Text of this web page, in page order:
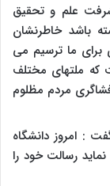
علم و تحقیق
باشد خاطرنشان
ما ترسیم می
که ملتهای مختلف
مردم مظلوم
: امروز دانشگاه
رسالت خود را